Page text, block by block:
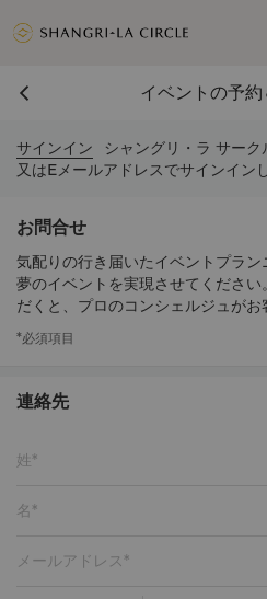
イベントの予
サインイン
シャングリ・ラ サー
又はEメールアドレスでサインイン
お問合せ
気配りの行き届いたイベントプラン
夢のイベントを実現させてくださ
だくと、プロのコンシェルジュが
ベントのお手伝いをいたします。
*必須項目
連絡先